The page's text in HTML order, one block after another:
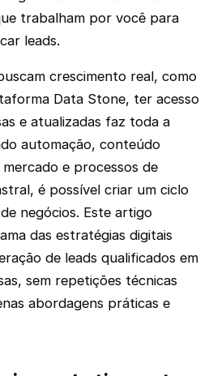
trabalham por você para
leads.
crescimento real, como
Data Stone, ter acesso
e atualizadas faz toda a
automação, conteúdo
e processos de
é possível criar um ciclo
negócios. Este artigo
das estratégias digitais
de leads qualificados em
sem repetições técnicas
abordagens práticas e